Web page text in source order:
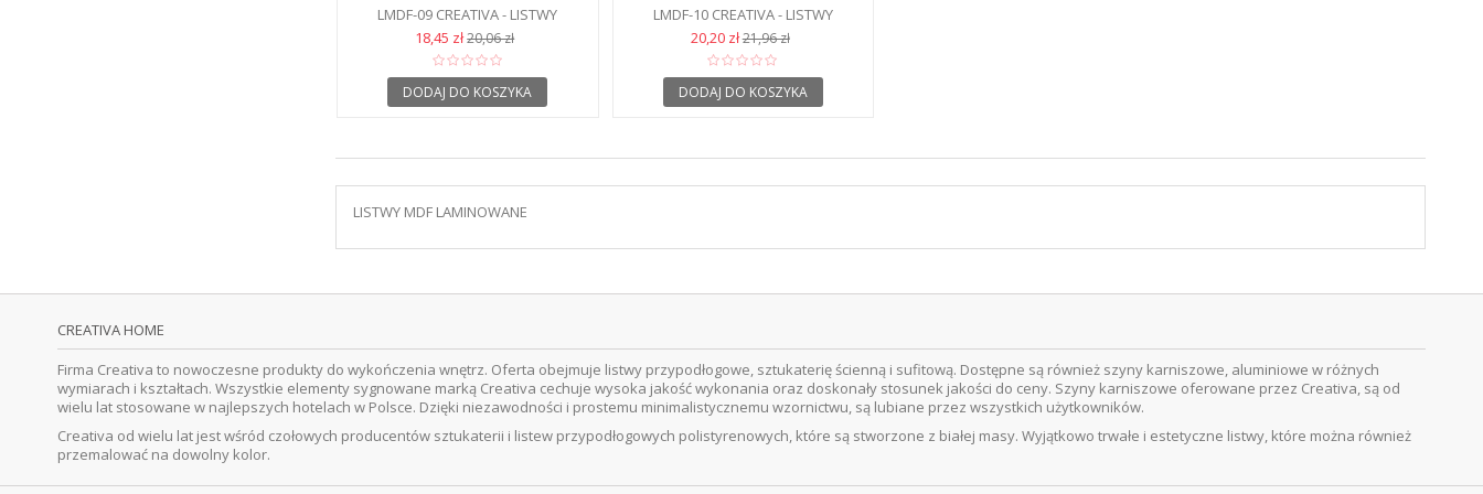
LMDF-09 CREATIVA - LISTWY
PODŁOGOWE MDF
18,45 zł20,06 zł
DODAJ DO KOSZYKA
LMDF-10 CREATIVA - LISTWY
PODŁOGOWE MDF
20,20 zł21,96 zł
DODAJ DO KOSZYKA
LISTWY MDF LAMINOWANE
CREATIVA HOME
Firma Creativa to nowoczesne produkty do wykończenia wnętrz. Oferta obejmuje listwy przypodłogowe, sztukaterię ścienną i sufitową. Dostępne są również szyny karniszowe, aluminiowe w różnych
wymiarach i kształtach. Wszystkie elementy sygnowane marką Creativa cechuje wysoka jakość wykonania oraz doskonały stosunek jakości do ceny. Szyny karniszowe oferowane przez Creativa, są od
wielu lat stosowane w najlepszych hotelach w Polsce. Dzięki niezawodności i prostemu minimalistycznemu wzornictwu, są lubiane przez wszystkich użytkowników.
Creativa od wielu lat jest wśród czołowych producentów sztukaterii i listew przypodłogowych polistyrenowych, które są stworzone z białej masy. Wyjątkowo trwałe i estetyczne listwy, które można również
przemalować na dowolny kolor.